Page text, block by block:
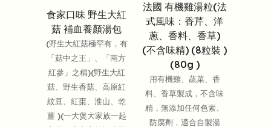
食家口味 野生大紅
菇 補血養顏湯包
(野生大紅菇極罕有，有
「菇中之王」、「南方
紅參」之稱)(野生大紅
菇、野生香菇、高原紅
紋豆、紅棗、淮山、乾
薑 )(一大煲大家族一起
法國 有機雞湯粒(法
式風味：香芹、洋
蔥、香料、香草)
(不含味精) (8粒裝 )
(80g )
用有機雞、蔬菜、香
料、香草製成，不含味
精，無添加任何色素、
防腐劑，適合自製湯